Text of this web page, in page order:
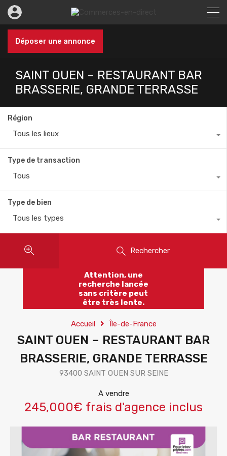
Déposer une annonce
SAINT OUEN – RESTAURANT BAR
BRASSERIE, GRANDE TERRASSE
Région
Tous les lieux
Type de transaction
Tous
Type de bien
Tous les types
Rechercher
Attention, une
recherche lancée
sans critère peut
être très lente.
Accueil Île-de-France
SAINT OUEN – RESTAURANT BAR
BRASSERIE, GRANDE TERRASSE
93400 SAINT OUEN SUR SEINE
A vendre
245,000€ frais d'agence inclus